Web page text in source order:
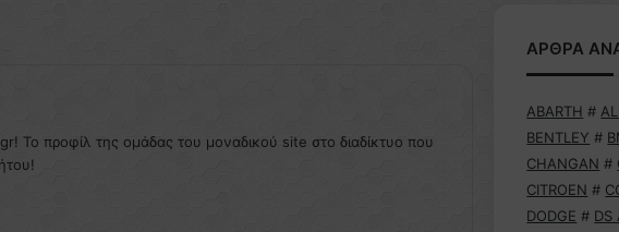
Το προφίλ της ομάδας του μοναδικού site στο διαδίκτυο που
ΑΡΘΡΑ ΑΝΑ
ABARTH #
BENTLEY #
CHANGAN #
CITROEN #
DODGE # DS